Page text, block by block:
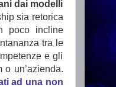
dai modelli
sia retorica
poco incline
tra le
e gli
un’azienda.
ad una non